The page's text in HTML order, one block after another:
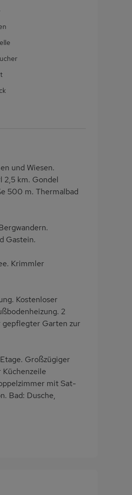
und Wiesen.
2,5 km. Gondel
500 m. Thermalbad
Gastein.
Krimmler
Kostenloser
2
gepflegter Garten zur
Großzügiger
mit Sat-
Bad: Dusche,